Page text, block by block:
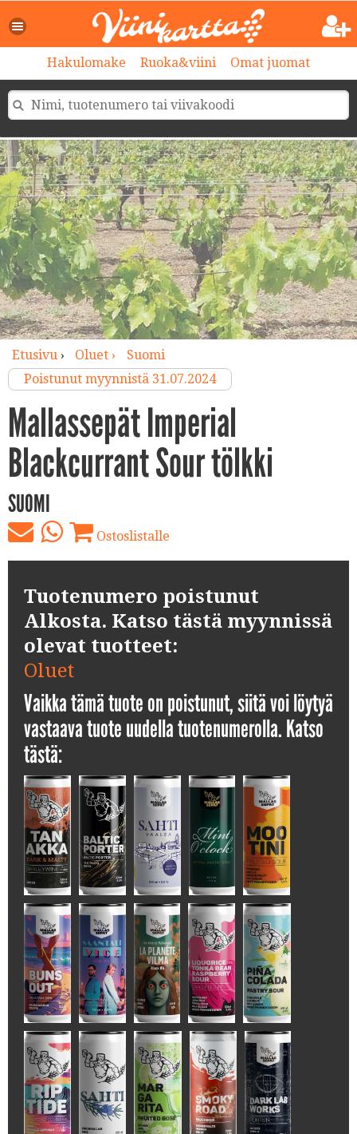
Hakulomake Ruoka&viini Omat juomat
Etusivu› Oluet ›
Suomi
Poistunut myynnistä 31.07.2024
Mallassepät Imperial
Blackcurrant Sour tölkki
SUOMI
Ostoslistalle
Tuotenumero poistunut
Alkosta. Katso tästä myynnissä
olevat tuotteet:
Oluet
Vaikka tämä tuote on poistunut, siitä voi löytyä
vastaava tuote uudella tuotenumerolla. Katso
tästä: